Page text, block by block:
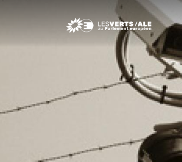
Greens/EFA Home